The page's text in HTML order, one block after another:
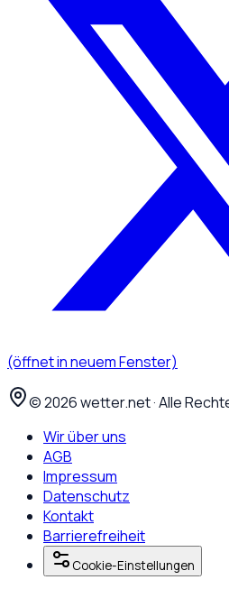
(öffnet in neuem Fenster)
©2026wetter.net · Alle
Wir über uns
AGB
Impressum
Datenschutz
Kontakt
Barrierefreiheit
Cookie-Einstellungen